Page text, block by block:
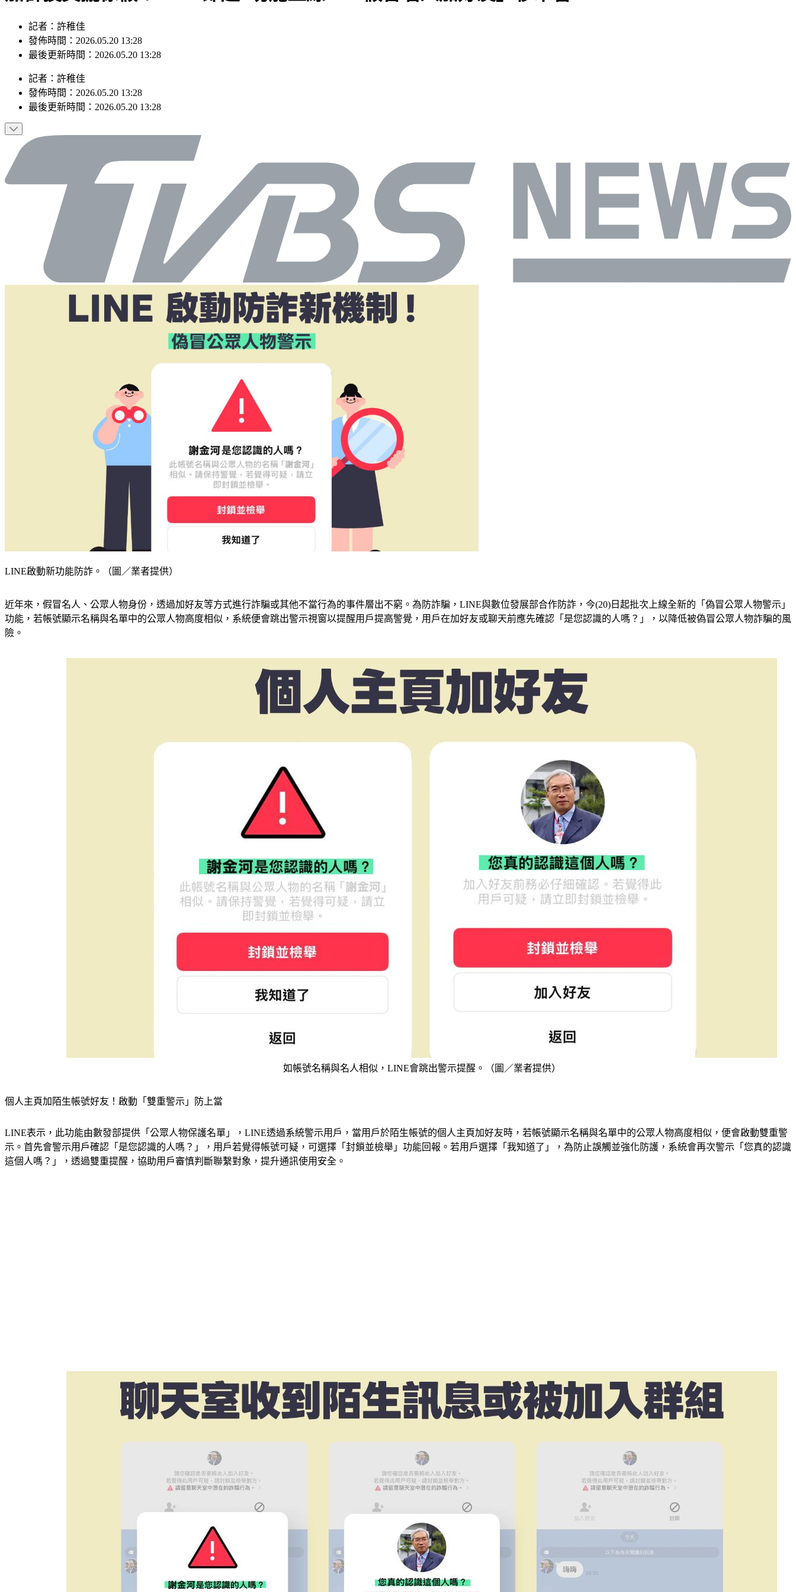
記者：許稚佳
發佈時間：2026.05.20 13:28
最後更新時間：2026.05.20 13:28
記者 ： 許稚佳
發佈時間： 2026.05.20 13:28
最後更新時間： 2026.05.20 13:28
LINE啟動新功能防詐。（圖／業者提供）
近年來，假冒名人、公眾人物身份，透過加好友等方式進行詐騙或其他不當行為的事件層出不窮。為防詐騙，LINE與數位發展部合作防詐，今(20)日起批次上線全新的「偽冒公眾人物警示」
功能，若帳號顯示名稱與名單中的公眾人物高度相似，系統便會跳出警示視窗以提醒用戶提高警覺，用戶在加好友或聊天前應先確認「是您認識的人嗎？」，以降低被偽冒公眾人物詐騙的風
險。
如帳號名稱與名人相似，LINE會跳出警示提醒。（圖／業者提供）
個人主頁加陌生帳號好友！啟動「雙重警示」防上當
LINE表示，此功能由數發部提供「公眾人物保護名單」，LINE透過系統警示用戶，當用戶於陌生帳號的個人主頁加好友時，若帳號顯示名稱與名單中的公眾人物高度相似，便會啟動雙重警
示。首先會警示用戶確認「是您認識的人嗎？」，用戶若覺得帳號可疑，可選擇「封鎖並檢舉」功能回報。若用戶選擇「我知道了」，為防止誤觸並強化防護，系統會再次警示「您真的認識
這個人嗎？」，透過雙重提醒，協助用戶審慎判斷聯繫對象，提升通訊使用安全。